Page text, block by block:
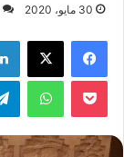
30 مايو، 2020
‫Pocket